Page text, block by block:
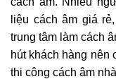
liệu cách âm giá
trung tâm làm cách
hút khách hàng nên
thi công cách âm